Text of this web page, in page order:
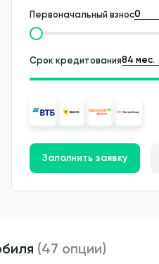
Первоначальный взнос
Срок кредитования
Заполнить заявку
(47 опции)